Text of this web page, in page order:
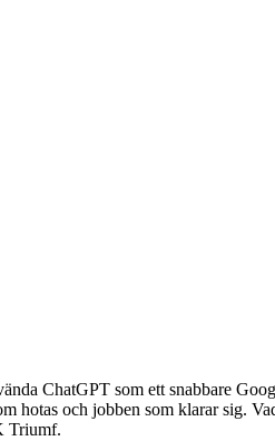
ChatGPT som ett snabbare
hotas och jobben som klarar sig.
Triumf.